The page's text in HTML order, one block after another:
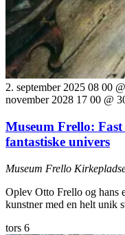
2. september 2025 08 00
november 2028 17 00 @
Museum Frello:
fantastiske univers
Museum Frello
Oplev Otto Frello og hans
kunstner med en helt
tors 6